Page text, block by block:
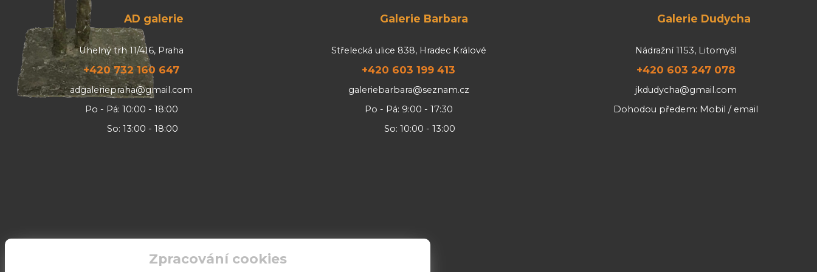
AD galerie
Uhelný trh 11/416, Praha
+420 732 160 647
adgaleriepraha@gmail.com
Po - Pá: 10:00 - 18:00
So: 13:00 - 18:00
Galerie Barbara
Střelecká ulice 838, Hradec Králové
+420 603 199 413
galeriebarbara@seznam.cz
Po - Pá: 9:00 - 17:30
So: 10:00 - 13:00
Galerie Dudycha
Nádražní 1153, Litomyšl
+420 603 247 078
jkdudycha@gmail.com
Dohodou předem: Mobil / email
Zpracování cookies